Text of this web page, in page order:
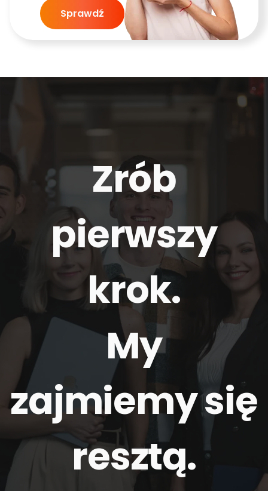
Sprawdź
Zrób
pierwszy
krok.
My
zajmiemy się
resztą.